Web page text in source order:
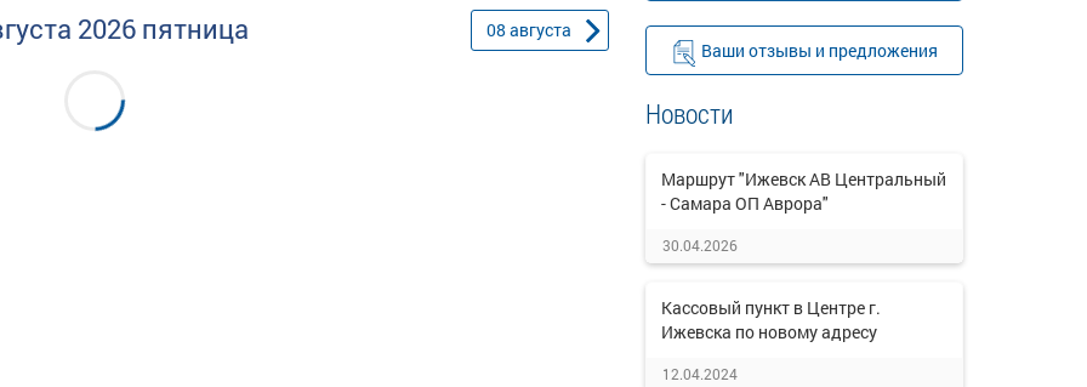
2026 пятница 08 августа
Ваши отзывы и предложения
Новости
Маршрут "Ижевск АВ Центральный
- Самара ОП Аврора"
30.04.2026
Кассовый пункт в Центре г.
Ижевска по новому адресу
12.04.2024